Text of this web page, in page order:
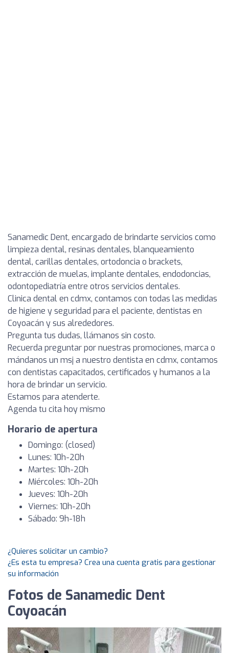
Sanamedic Dent, encargado de brindarte servicios como
limpieza dental, resinas dentales, blanqueamiento
dental, carillas dentales, ortodoncia o brackets,
extracción de muelas, implante dentales, endodoncias,
odontopediatría entre otros servicios dentales.
Clinica dental en cdmx, contamos con todas las medidas
de higiene y seguridad para el paciente, dentistas en
Coyoacán y sus alrededores.
Pregunta tus dudas, llámanos sin costo.
Recuerda preguntar por nuestras promociones, marca o
mándanos un msj a nuestro dentista en cdmx, contamos
con dentistas capacitados, certificados y humanos a la
hora de brindar un servicio.
Estamos para atenderte.
Agenda tu cita hoy mismo
Horario de apertura
Domingo: (closed)
Lunes: 10h-20h
Martes: 10h-20h
Miércoles: 10h-20h
Jueves: 10h-20h
Viernes: 10h-20h
Sábado: 9h-18h
¿Quieres solicitar un cambio?
¿Es esta tu empresa? Crea una cuenta gratis para gestionar
su información
Fotos de Sanamedic Dent
Coyoacán